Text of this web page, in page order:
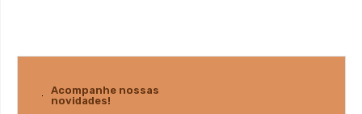
Acompanhe nossas
novidades!